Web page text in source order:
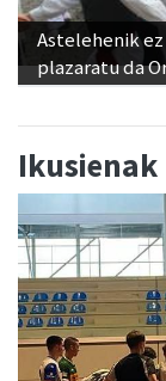
Astelehenik
plazaratu da
Ikusienak